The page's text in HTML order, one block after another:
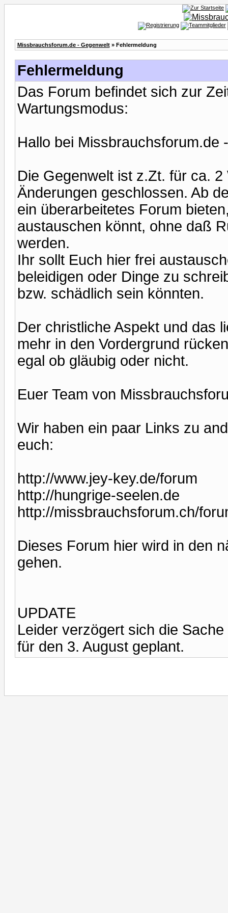
Missbrauchsforum.de - Gegenwelt» Fehlermeldung
Fehlermeldung
Das Forum befindet sich zur
Wartungsmodus:
Hallo bei Missbrauchsforum.de
Die Gegenwelt ist z.Zt. für ca.
Änderungen geschlossen. Ab
ein überarbeitetes Forum
austauschen könnt, ohne daß
werden.
Ihr sollt Euch hier frei
beleidigen oder Dinge zu
bzw. schädlich sein könnten.
Der christliche Aspekt und das
mehr in den Vordergrund
egal ob gläubig oder nicht.
Euer Team von
Wir haben ein paar Links zu
euch:
http://www.jey-key.de/forum
http://hungrige-seelen.de
http://missbrauchsforum.ch/
Dieses Forum hier wird in den
gehen.
UPDATE
Leider verzögert sich die
für den 3. August geplant.